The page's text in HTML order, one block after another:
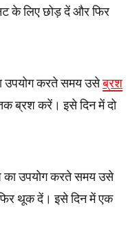
के लिए छोड़ दें और फिर
उपयोग करते समय उसेब्रश
ब्रश करें। इसे दिन में दो
का उपयोग करते समय उसे
थूक दें। इसे दिन में एक